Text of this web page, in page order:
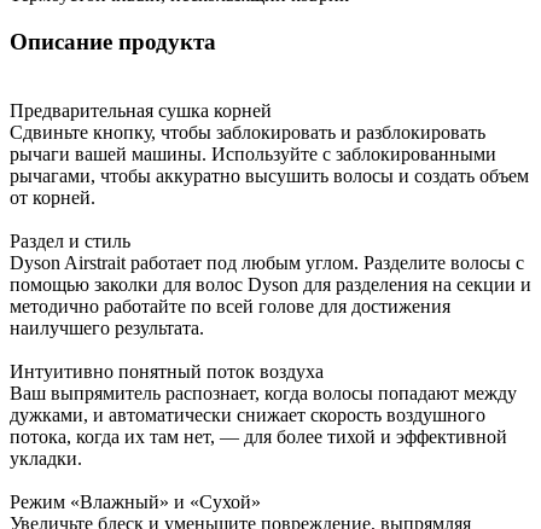
Описание продукта
Предварительная сушка корней
Сдвиньте кнопку, чтобы заблокировать и разблокировать
рычаги вашей машины. Используйте с заблокированными
рычагами, чтобы аккуратно высушить волосы и создать объем
от корней.
Раздел и стиль
Dyson Airstrait работает под любым углом. Разделите волосы с
помощью заколки для волос Dyson для разделения на секции и
методично работайте по всей голове для достижения
наилучшего результата.
Интуитивно понятный поток воздуха
Ваш выпрямитель распознает, когда волосы попадают между
дужками, и автоматически снижает скорость воздушного
потока, когда их там нет, — для более тихой и эффективной
укладки.
Режим «Влажный» и «Сухой»
Увеличьте блеск и уменьшите повреждение, выпрямляя